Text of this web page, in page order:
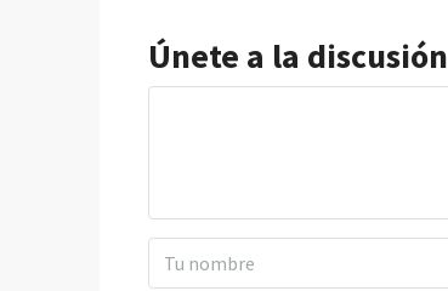
Únete a la discusión